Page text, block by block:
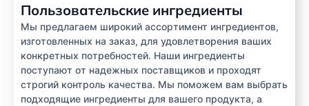
Пользовательские ингредиенты
Мы предлагаем широкий ассортимент ингредиентов,
изготовленных на заказ, для удовлетворения ваших
конкретных потребностей. Наши ингредиенты
поступают от надежных поставщиков и проходят
строгий контроль качества. Мы поможем вам выбрать
подходящие ингредиенты для вашего продукта, а